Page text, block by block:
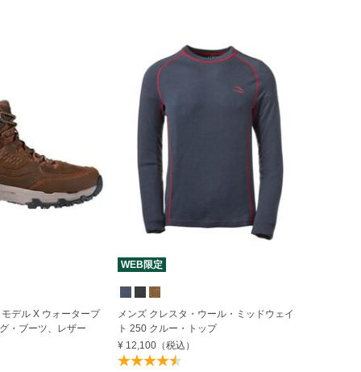
デル X ウォータープ
・ブーツ、レザー
WEB限定
メンズ クレスタ・ウール・ミッドウェイ
ト 250 クルー・トップ
¥ 12,100（税込）